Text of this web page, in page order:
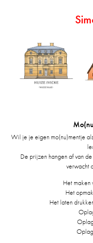
Wil je je eigen mo(nu)mentje
De prijzen hangen af van
verwacht
Het maken
Het
Het laten